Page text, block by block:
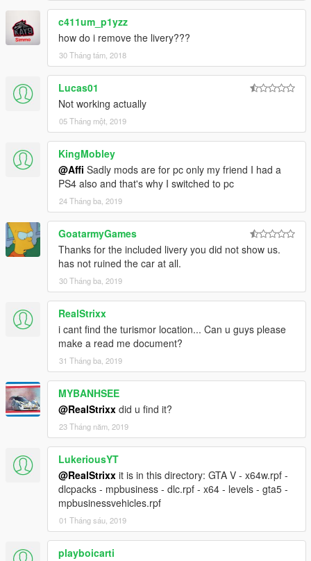
c411um_p1yzz
how do i remove the livery???
30 Tháng tám, 2018
Lucas01
Not working actually
05 Tháng một, 2019
KingMobley
@Affi Sadly mods are for pc only my friend I had a
PS4 also and that's why I switched to pc
24 Tháng ba, 2019
GoatarmyGames
Thanks for the included livery you did not show us.
has not ruined the car at all.
30 Tháng ba, 2019
RealStrixx
i cant find the turismor location... Can u guys please
make a read me document?
31 Tháng ba, 2019
MYBANHSEE
@RealStrixx did u find it?
23 Tháng năm, 2019
LukeriousYT
@RealStrixx it is in this directory: GTA V - x64w.rpf -
dlcpacks - mpbusiness - dlc.rpf - x64 - levels - gta5 -
mpbusinessvehicles.rpf
01 Tháng sáu, 2019
playboicarti